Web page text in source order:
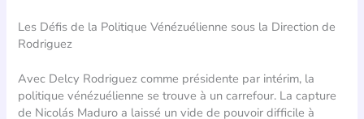
Les Défis de la Politique Vénézuélienne sous la Direction de
Rodriguez
Avec Delcy Rodriguez comme présidente par intérim, la
politique vénézuélienne se trouve à un carrefour. La capture
de Nicolás Maduro a laissé un vide de pouvoir difficile à